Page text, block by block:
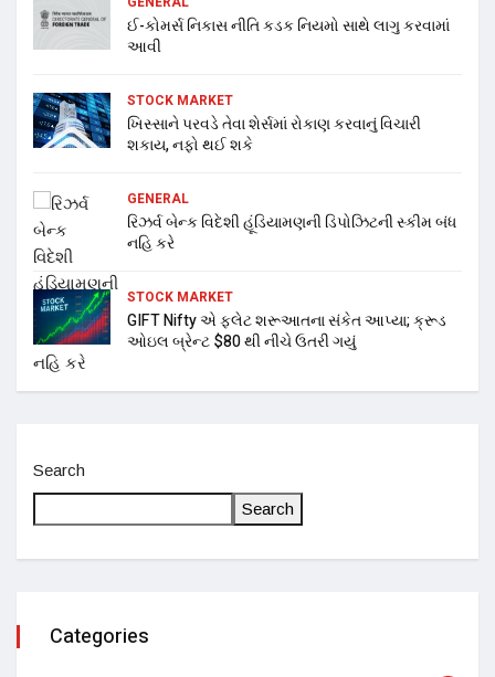
ઈ-કોમર્સ નિકાસ નીતિ કડક નિયમો સાથે લાગુ કરવામાં
આવી
STOCK MARKET
ખિસ્સાને પરવડે તેવા શેર્સમાં રોકાણ કરવાનું વિચારી
શકાય, નફો થઈ શકે
GENERAL
રિઝર્વ બેન્ક વિદેશી હૂંડિયામણની ડિપોઝિટની સ્કીમ બંધ
નહિ કરે
STOCK MARKET
GIFT Nifty એ ફ્લેટ શરૂઆતના સંકેત આપ્યા; ક્રૂડ
ઓઇલ બ્રેન્ટ $80 થી નીચે ઉતરી ગયું
Search
Search
Categories